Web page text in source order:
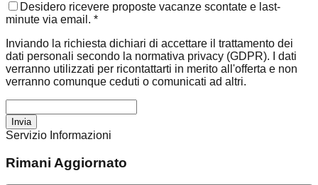
Desidero ricevere proposte vacanze scontate e last-
minute via email. *
Inviando la richiesta dichiari di accettare il trattamento dei
dati personali secondo la normativa privacy (GDPR). I dati
verranno utilizzati per ricontattarti in merito all'offerta e non
verranno comunque ceduti o comunicati ad altri.
Invia
Servizio Informazioni
Rimani Aggiornato